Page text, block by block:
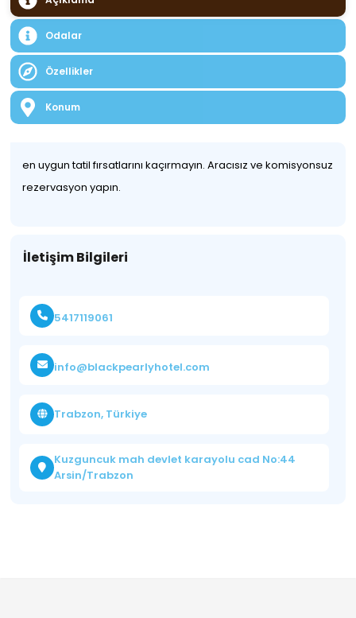
Odalar
Özellikler
Konum
en uygun tatil fırsatlarını kaçırmayın. Aracısız ve komisyonsuz
rezervasyon yapın.
İletişim Bilgileri
5417119061
info@blackpearlyhotel.com
Trabzon, Türkiye
Kuzguncuk mah devlet karayolu cad No:44
Arsin/Trabzon